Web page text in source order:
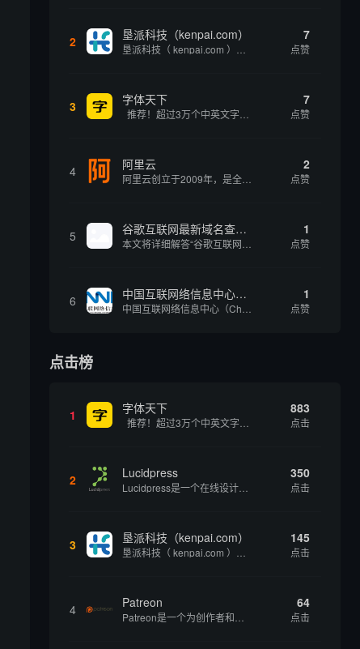
2 垦派科技（kenpai.com） 7
点赞
3 字体天下 7
点赞
4 阿里云 2
点赞
5 谷歌互联网最新域名查询网址是什么 1
点赞
6 中国互联网络信息中心（CNNIC） 1
点赞
点击榜
1 字体天下 883
点击
2 Lucidpress 350
点击
3 垦派科技（kenpai.com） 145
点击
4 Patreon 64
点击